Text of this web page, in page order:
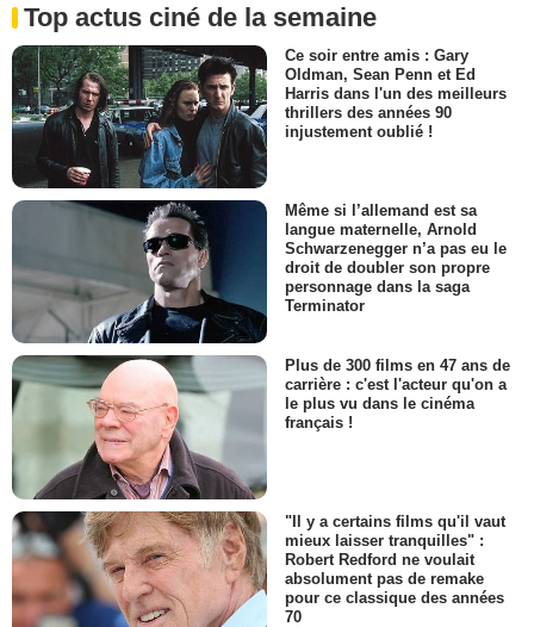
Top actus ciné de la semaine
Ce soir entre amis : Gary
Oldman, Sean Penn et Ed
Harris dans l'un des meilleurs
thrillers des années 90
injustement oublié !
Même si l’allemand est sa
langue maternelle, Arnold
Schwarzenegger n’a pas eu le
droit de doubler son propre
personnage dans la saga
Terminator
Plus de 300 films en 47 ans de
carrière : c'est l'acteur qu'on a
le plus vu dans le cinéma
français !
"Il y a certains films qu'il vaut
mieux laisser tranquilles" :
Robert Redford ne voulait
absolument pas de remake
pour ce classique des années
70